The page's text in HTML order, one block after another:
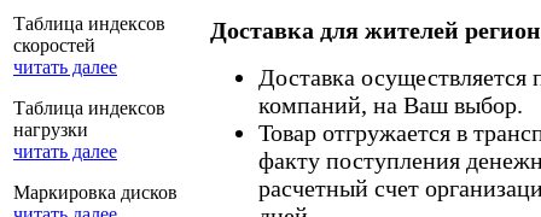
Таблица индексов
скоростей
читать далее
Таблица индексов
нагрузки
читать далее
Маркировка дисков
Доставка для жителей
Доставка
компаний, на Ваш выбор.
Товар отгружается в
факту поступления
расчетный счет